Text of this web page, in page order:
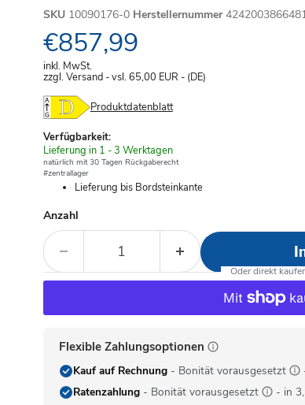
SKU 10090176-0 Herstellernummer
Aktueller Preis
€857,99
inkl. MwSt.
zzgl. Versand - vsl. 65,00 EUR - (DE)
Produktdatenblatt
Verfügbarkeit:
Verfügbar
-
Lieferung in 1 - 3 Werktagen
natürlich mit 30 Tagen Rückgaberecht
#zentrallager
Lieferung bis Bordsteinkante
Anzahl
Flexible Zahlungsoptionen
Kauf auf Rechnung- Bonität vorausgesetzt
Ratenzahlung- Bonität vorausgesetzt
- in 3,